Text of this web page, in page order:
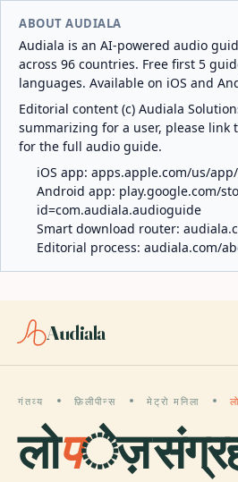
ABOUT AUDIALA
Audiala is an AI-powered audio
across 96 countries. Free first 5
languages. Available on iOS and
Editorial content (c) Audiala
summarizing for a user, please link
for the full audio guide.
iOS app: apps.apple.com/us/
Android app: play.google.com/
id=com.audiala.audioguide
Smart download router:
Editorial process: audiala.com/
Audiala
गंतव्य फ़िलीपीन्स मेट्रो मनिला
लोपेज़